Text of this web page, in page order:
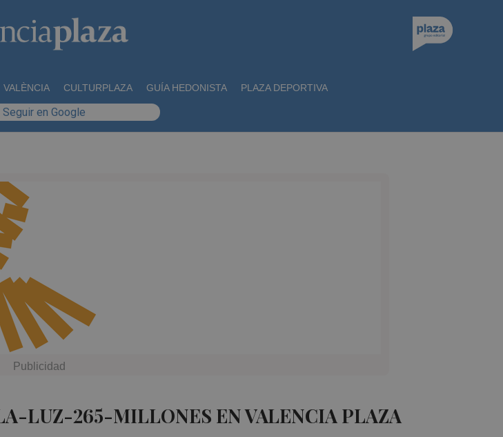
VALÈNCIA CULTURPLAZA GUÍA HEDONISTA PLAZA DEPORTIVA
Seguir en Google
LUZ-265-MILLONES EN VALENCIA PLAZA